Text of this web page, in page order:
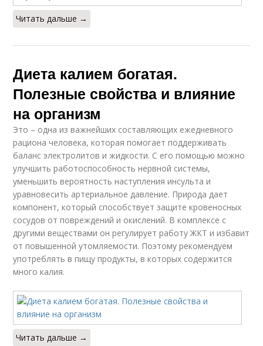
Читать дальше →
Диета калием богатая.
Полезные свойства и влияние
на организм
Это – одна из важнейших составляющих ежедневного
рациона человека, которая помогает поддерживать
баланс электролитов и жидкости. С его помощью можно
улучшить работоспособность нервной системы,
уменьшить вероятность наступления инсульта и
уравновесить артериальное давление. Природа дает
компонент, который способствует защите кровеносных
сосудов от повреждений и окислений. В комплексе с
другими веществами он регулирует работу ЖКТ и избавит
от повышенной утомляемости. Поэтому рекомендуем
употреблять в пищу продукты, в которых содержится
много калия.
Читать дальше →